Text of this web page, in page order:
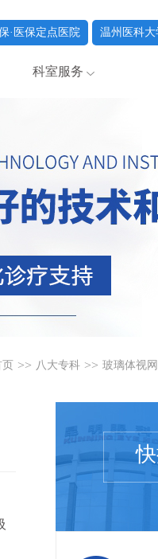
·医保定点医院 温州医科
科室服务
>> 八大专科 >> 玻璃体视